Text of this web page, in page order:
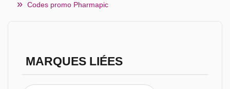
Codes promo Pharmapic
MARQUES LIÉES